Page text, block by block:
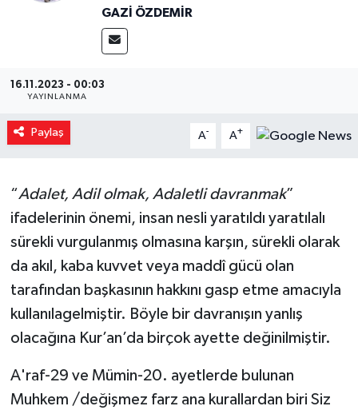
GAZI ÖZDEMIR
16.11.2023 - 00:03
YAYINLANMA
Paylaş A- A+
“Adalet, Adil olmak, Adaletli davranmak”
ifadelerinin önemi, insan nesli yaratıldı yaratılalı
sürekli vurgulanmış olmasına karşın, sürekli olarak
da akıl, kaba kuvvet veya maddî gücü olan
tarafından başkasının hakkını gasp etme amacıyla
kullanılagelmiştir. Böyle bir davranışın yanlış
olacağına Kur’an’da birçok ayette değinilmiştir.
A'raf-29 ve Mümin-20. ayetlerde bulunan
Muhkem /değişmez farz ana kurallardan biri Siz
Resmi ilanlar
Tüm Manşetler